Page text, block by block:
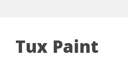
Tux Paint